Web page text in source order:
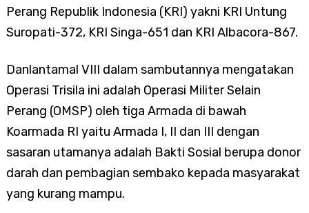
Perang Republik Indonesia (KRI) yakni KRI Untung
Suropati-372, KRI Singa-651 dan KRI Albacora-867.
Danlantamal VIII dalam sambutannya mengatakan
Operasi Trisila ini adalah Operasi Militer Selain
Perang (OMSP) oleh tiga Armada di bawah
Koarmada RI yaitu Armada I, II dan III dengan
sasaran utamanya adalah Bakti Sosial berupa donor
darah dan pembagian sembako kepada masyarakat
yang kurang mampu.